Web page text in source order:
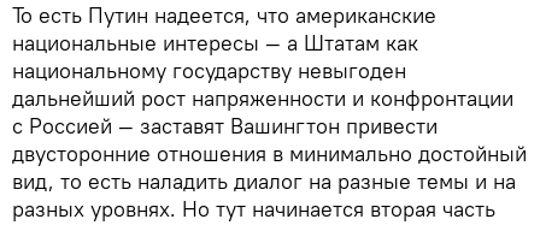
То есть Путин надеется, что американские
национальные интересы — а Штатам как
национальному государству невыгоден
дальнейший рост напряженности и конфронтации
с Россией — заставят Вашингтон привести
двусторонние отношения в минимально достойный
вид, то есть наладить диалог на разные темы и на
разных уровнях. Но тут начинается вторая часть